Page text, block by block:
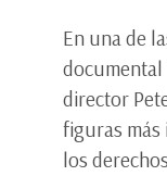
En una de
documental
director
figuras
los